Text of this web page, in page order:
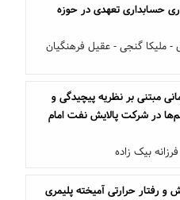
حسابداری تعهدی در حوزه
- ملیکا گنجی - عقیل فرهنگیان
مبتنی بر نظریه پیچیدگی و
در شرکت پالایش نفت امام
بیک زاده
رفتار حرارتی آمیخته پلیمری